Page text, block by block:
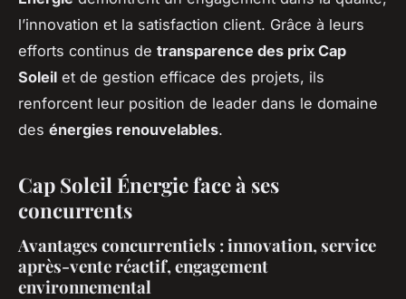
l’innovation et la satisfaction client. Grâce à leurs
efforts continus de transparence des prix Cap
Soleil et de gestion efficace des projets, ils
renforcent leur position de leader dans le domaine
des énergies renouvelables.
Cap Soleil Énergie face à ses
concurrents
Avantages concurrentiels : innovation, service
après-vente réactif, engagement
environnemental